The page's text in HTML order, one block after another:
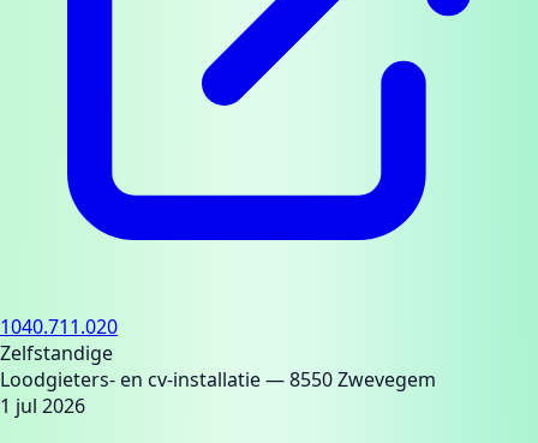
1040.711.020
Zelfstandige
Loodgieters- en cv-installatie— 8550 Zwevegem
1 jul 2026